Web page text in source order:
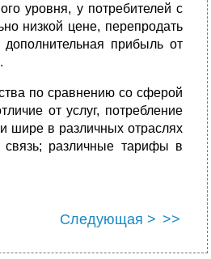
уровня, у потребителей с
низкой цене, перепродать
прибыль от
по сравнению со сферой
от услуг, потребление
шире в различных отраслях
связь; различные тарифы в
Следующая > >>